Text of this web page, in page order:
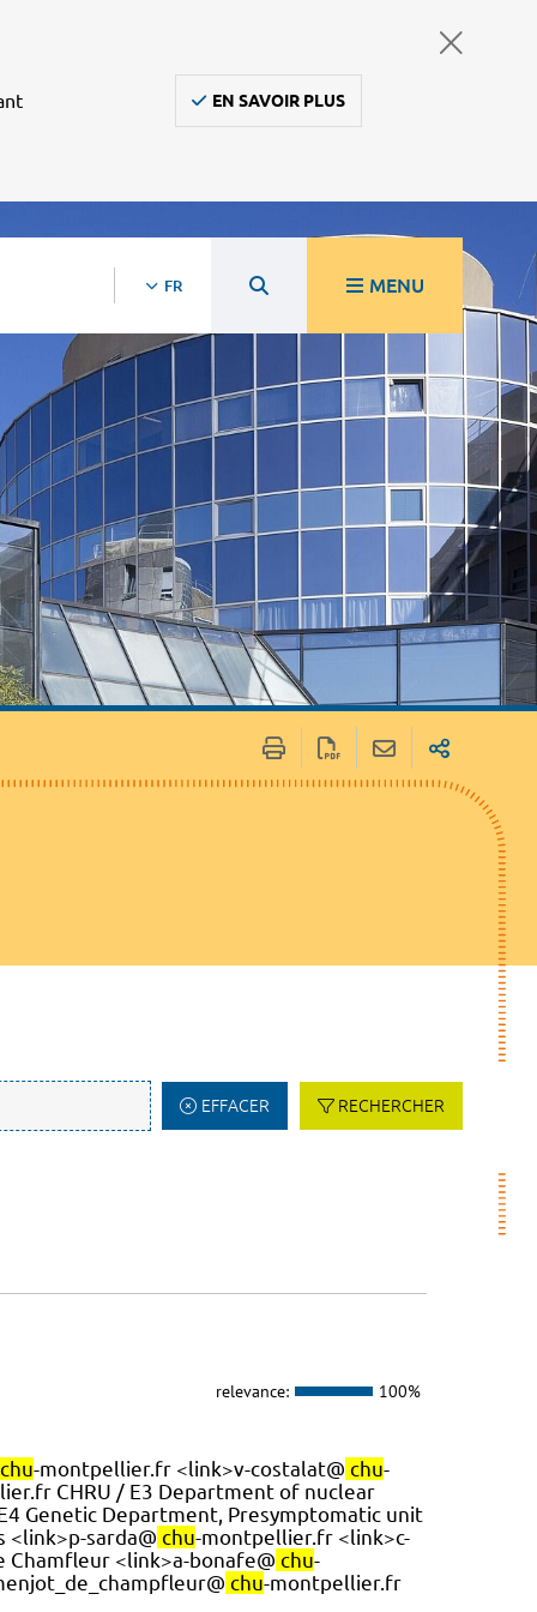
EN SAVOIR PLUS
FR MENU
EFFACER RECHERCHER
relevance: 100%
chu-montpellier.fr <link>v-costalat@ chu-
CHRU / E3 Department of nuclear
Genetic Department, Presymptomatic unit
<link>p-sarda@ chu-montpellier.fr <link>c-
<link>a-bonafe@ chu-
chu-montpellier.fr